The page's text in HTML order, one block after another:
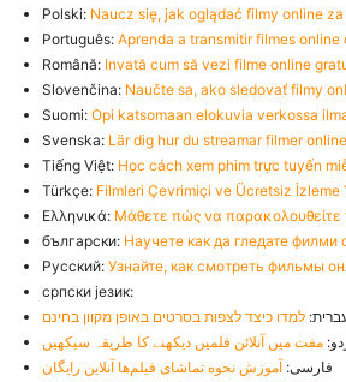
Polski: Naucz się, jak oglądać filmy online za
Português: Aprenda a transmitir filmes online
Română: Invată cum să vezi filme online
Slovenčina: Naučte sa, ako sledovať filmy
Suomi: Opi katsomaan elokuvia verkossa
Svenska: Lär dig hur du streamar filmer
Tiếng Việt: Học cách xem phim trực tuyến
Türkçe: Filmleri Çevrimiçi ve Ücretsiz İzleme
Ελληνικά: Μάθετε πώς να παρακολουθείτε
български: Научете как да гледате филми
Русский: Узнайте, как смотреть фильмы
српски језик:
למדו כיצד לצפות בסרטים באופן מקוון בחינם
مفت میں آنلائن فلمیں دیکھنے کا طریقہ سیکھیں
فارسی: آموزش نحوه تماشای فیلم‌ها آنلاین رایگان